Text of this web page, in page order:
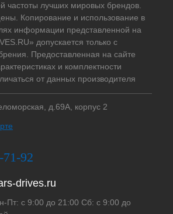
частоты лучших мировых брендов.
Копирование и использование в
информации представленной на
допускается только с
Предоставленная на сайте
и комплектности
от данных производителя
д.69А, корпус 2
92
drives.ru
Пт: с 9:00 до 21:00 Сб: с 9:00 до